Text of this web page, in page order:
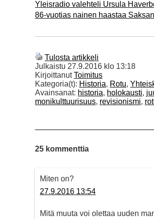
Yleisradio valehteli Ursula
86-vuotias nainen haastaa
Tulosta artikkeli
Julkaistu 27.9.2016 klo 13:18
KirjoittanutToimitus
Kategoria(t): Historia, Rotu,
Avainsanat: historia, holokausti,
monikulttuurisuus, revisionismi,
25 kommenttia
Miten on?
27.9.2016 13:54
Mitä muuta voi olettaa uuden